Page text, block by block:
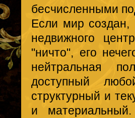
бесчисленными
Если мир создан,
недвижного
"ничто", его
нейтральная
доступный
структурный и
и